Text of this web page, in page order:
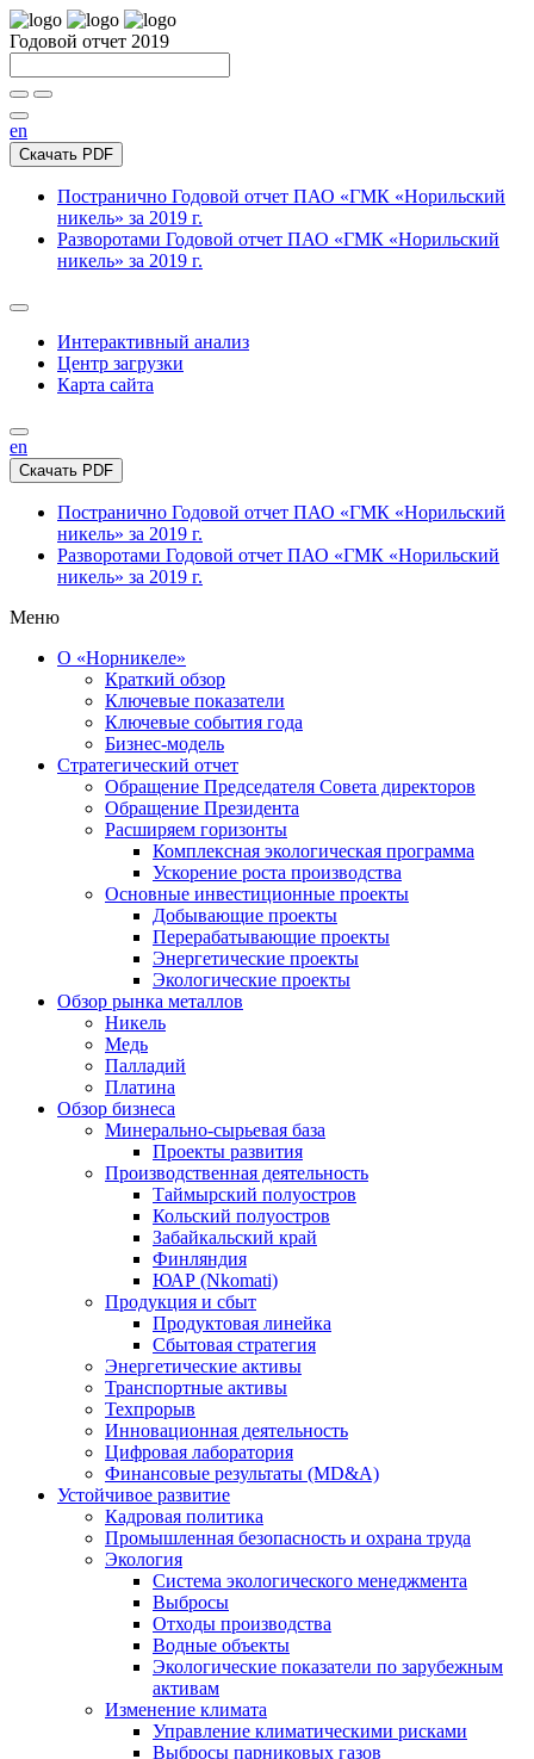
Годовой отчет 2019
en
Скачать PDF
Постранично Годовой отчет ПАО «ГМК «Норильский
никель» за 2019 г.
Разворотами Годовой отчет ПАО «ГМК «Норильский
никель» за 2019 г.
Интерактивный анализ
Центр загрузки
Карта сайта
en
Скачать PDF
Постранично Годовой отчет ПАО «ГМК «Норильский
никель» за 2019 г.
Разворотами Годовой отчет ПАО «ГМК «Норильский
никель» за 2019 г.
Меню
О «Норникеле»
Краткий обзор
Ключевые показатели
Ключевые события года
Бизнес-модель
Стратегический отчет
Обращение Председателя Совета директоров
Обращение Президента
Расширяем горизонты
Комплексная экологическая программа
Ускорение роста производства
Основные инвестиционные проекты
Добывающие проекты
Перерабатывающие проекты
Энергетические проекты
Экологические проекты
Обзор рынка металлов
Никель
Медь
Палладий
Платина
Обзор бизнеса
Минерально-сырьевая база
Проекты развития
Производственная деятельность
Таймырский полуостров
Кольский полуостров
Забайкальский край
Финляндия
ЮАР (Nkomati)
Продукция и сбыт
Продуктовая линейка
Сбытовая стратегия
Энергетические активы
Транспортные активы
Техпрорыв
Инновационная деятельность
Цифровая лаборатория
Финансовые результаты (MD&A)
Устойчивое развитие
Кадровая политика
Промышленная безопасность и охрана труда
Экология
Система экологического менеджмента
Выбросы
Отходы производства
Водные объекты
Экологические показатели по зарубежным
активам
Изменение климата
Управление климатическими рисками
Выбросы парниковых газов